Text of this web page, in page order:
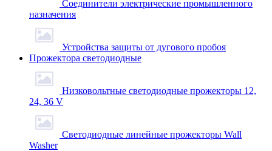
Соединители электрические промышленного
назначения
Устройства защиты от дугового пробоя
Прожектора светодиодные
Низковольтные светодиодные прожекторы 12,
24, 36 V
Светодиодные линейные прожекторы Wall
Washer